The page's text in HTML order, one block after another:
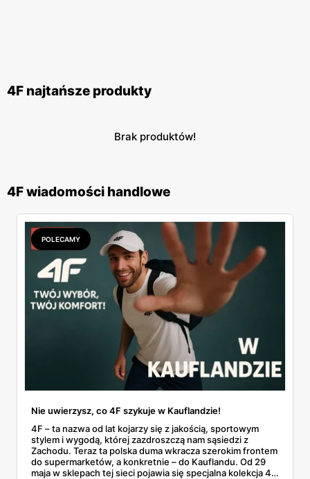
4F najtańsze produkty
Brak produktów!
4F wiadomości handlowe
POLECAMY
Nie uwierzysz, co 4F szykuje w Kauflandzie!
4F – ta nazwa od lat kojarzy się z jakością, sportowym
stylem i wygodą, której zazdroszczą nam sąsiedzi z
Zachodu. Teraz ta polska duma wkracza szerokim frontem
do supermarketów, a konkretnie – do Kauflandu. Od 29
maja w sklepach tej sieci pojawia się specjalna kolekcja 4F,